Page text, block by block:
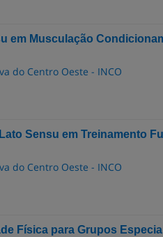
em Musculação
do Centro Oeste - INCO
Sensu em Treinamento
do Centro Oeste - INCO
Física para Grupos